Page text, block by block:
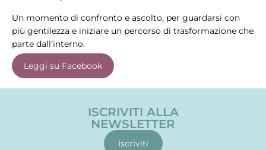
Un momento di confronto e ascolto, per guardarsi con
più gentilezza e iniziare un percorso di trasformazione che
parte dall’interno.
Leggi su Facebook
ISCRIVITI ALLA
NEWSLETTER
Iscriviti